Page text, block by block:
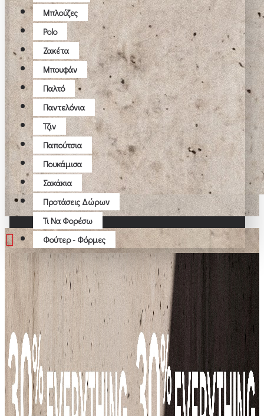
Μπλούζες
Polo
Ζακέτα
Μπουφάν
Παλτό
Παντελόνια
Τζιν
Παπούτσια
Πουκάμισα
Σακάκια
Προτάσεις Δώρων
Τι Να Φορέσω
Φούτερ - Φόρμες